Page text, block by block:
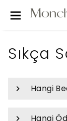
Sıkça
Hangi
Hangi